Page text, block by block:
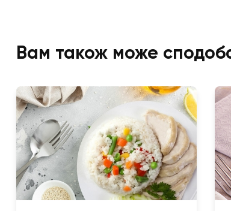
Вам також може